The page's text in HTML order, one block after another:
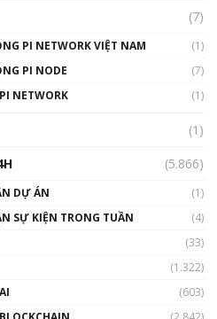
01:32:59
Talkshow17: Mùa đông
Crypto – Chiếc khăn gió ấm
01:49:30
Talkshow 14: MemeCoin –
(7)
PI NETWORK VIỆT NAM
(1)
PI NODE
(7)
NETWORK
(1)
(1)
(5.866)
DỰ ÁN
(1)
SỰ KIỆN TRONG TUẦN
(4)
(33)
(1.322)
(603)